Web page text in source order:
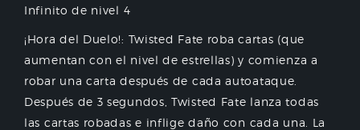
Infinito de nivel 4
¡Hora del Duelo!: Twisted Fate roba cartas (que
aumentan con el nivel de estrellas) y comienza a
robar una carta después de cada autoataque.
Después de 3 segundos, Twisted Fate lanza todas
las cartas robadas e inflige daño con cada una. La